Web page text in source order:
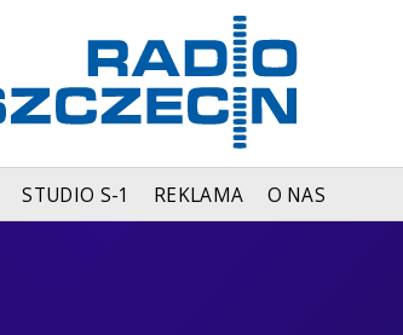
STUDIO S-1 REKLAMA O NAS